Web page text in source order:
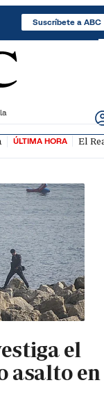
Suscríbete a ABC
ÚLTIMA HORA El
el
asalto en